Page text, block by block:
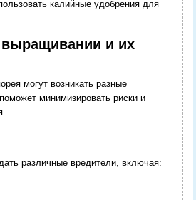
калийные удобрения для
и их
могут возникать разные
минимизировать риски и
различные вредители, включая: